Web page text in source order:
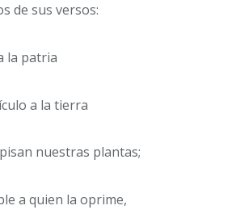
de sus versos:
la patria
a la tierra
nuestras plantas;
a quien la oprime,